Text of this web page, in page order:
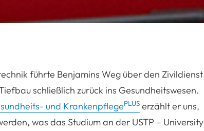
führte Benjamins Weg über den Zivildienst
schließlich zurück ins Gesundheitswesen.
und KrankenpflegePLUS erzählt er uns,
was das Studium an der USTP – University